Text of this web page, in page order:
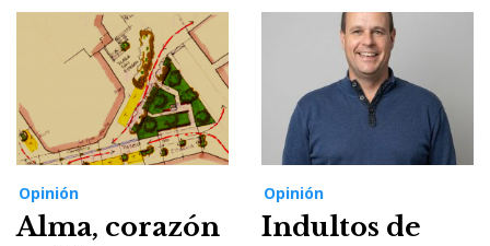
Opinión
Alma, corazón
Opinión
Indultos de